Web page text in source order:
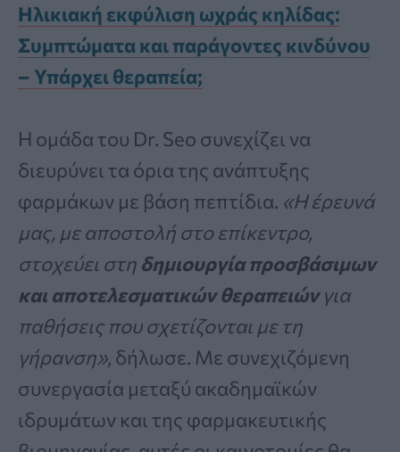
Ηλικιακή εκφύλιση ωχράς κηλίδας:
Συμπτώματα και παράγοντες κινδύνου
– Υπάρχει θεραπεία;
Η ομάδα του Dr. Seo συνεχίζει να
διευρύνει τα όρια της ανάπτυξης
φαρμάκων με βάση πεπτίδια. «Η έρευνά
μας, με αποστολή στο επίκεντρο,
στοχεύει στη δημιουργία προσβάσιμων
και αποτελεσματικών θεραπειώνγια
παθήσεις που σχετίζονται με τη
γήρανση», δήλωσε. Με συνεχιζόμενη
συνεργασία μεταξύ ακαδημαϊκών
ιδρυμάτων και της φαρμακευτικής